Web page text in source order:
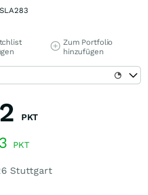
SLA283
Zum Portfolio
hinzufügen
PKT
PKT
Stuttgart